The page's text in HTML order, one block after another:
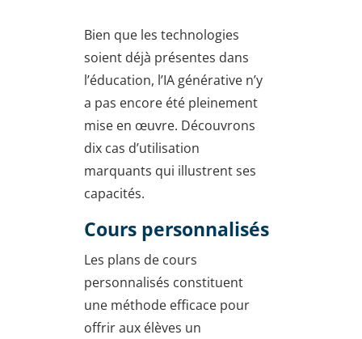
Bien que les technologies
soient déjà présentes dans
l’éducation, l’IA générative n’y
a pas encore été pleinement
mise en œuvre. Découvrons
dix cas d’utilisation
marquants qui illustrent ses
capacités.
Cours personnalisés
Les plans de cours
personnalisés constituent
une méthode efficace pour
offrir aux élèves un